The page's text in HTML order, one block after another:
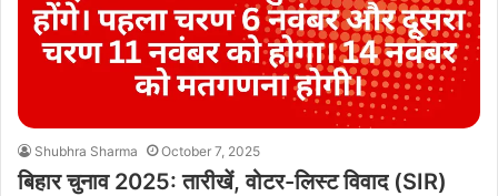
Shubhra Sharma October 7, 2025
बिहार चुनाव 2025: तारीखें, वोटर-लिस्ट विवाद (SIR)